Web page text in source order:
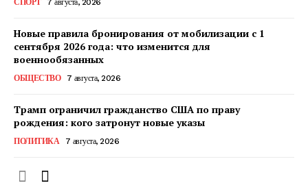
СПОРТ 7 августа, 2026
Новые правила бронирования от мобилизации с 1
сентября 2026 года: что изменится для
военнообязанных
ОБЩЕСТВО 7 августа, 2026
Трамп ограничил гражданство США по праву
рождения: кого затронут новые указы
ПОЛИТИКА 7 августа, 2026